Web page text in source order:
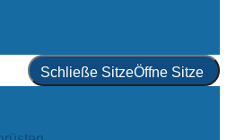
Schließe SitzeÖffne Sitze